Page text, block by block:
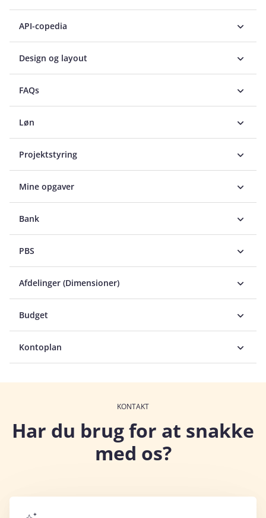
API-copedia
Design og layout
FAQs
Løn
Projektstyring
Mine opgaver
Bank
PBS
Afdelinger (Dimensioner)
Budget
Kontoplan
KONTAKT
Har du brug for at snakke
med os?